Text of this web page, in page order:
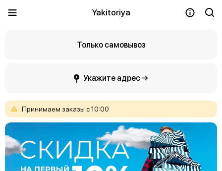
Yakitoriya
Только самовывоз
Укажите адрес →
Принимаем заказы с10:00